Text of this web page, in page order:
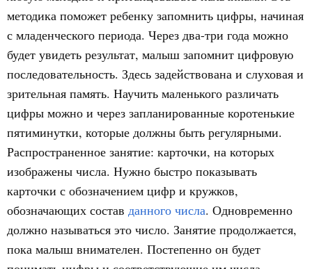
методика поможет ребенку запомнить цифры, начиная
с младенческого периода. Через два-три года можно
будет увидеть результат, малыш запомнит цифровую
последовательность. Здесь задействована и слуховая и
зрительная память. Научить маленького различать
цифры можно и через запланированные коротенькие
пятиминутки, которые должны быть регулярными.
Распространенное занятие: карточки, на которых
изображены числа. Нужно быстро показывать
карточки с обозначением цифр и кружков,
обозначающих состав данного числа. Одновременно
должно называться это число. Занятие продолжается,
пока малыш внимателен. Постепенно он будет